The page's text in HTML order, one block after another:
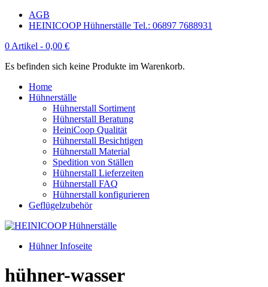
AGB
HEINICOOP Hühnerställe Tel.: 06897 7688931
0 Artikel - 0,00 €
Es befinden sich keine Produkte im Warenkorb.
Home
Hühnerställe
Hühnerstall Sortiment
Hühnerstall Beratung
HeiniCoop Qualität
Hühnerstall Besichtigen
Hühnerstall Material
Spedition von Ställen
Hühnerstall Lieferzeiten
Hühnerstall FAQ
Hühnerstall konfigurieren
Geflügelzubehör
Hühner Infoseite
hühner-wasser